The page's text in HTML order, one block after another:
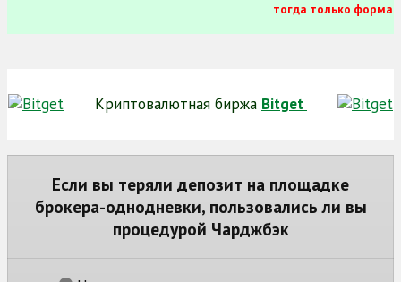
тогда только форма
Криптовалютная биржа Bitget
Если вы теряли депозит на площадке
брокера-однодневки, пользовались ли вы
процедурой Чарджбэк